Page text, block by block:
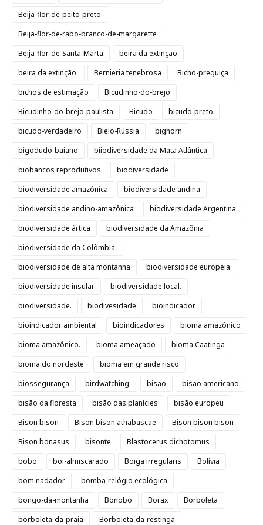
Beija-flor-de-peito-preto
Beija-flor-de-rabo-branco-de-margarette
Beija-flor-de-Santa-Marta
beira da extinção
beira da extinção.
Bernieria tenebrosa
Bicho-preguiça
bichos de estimação
Bicudinho-do-brejo
Bicudinho-do-brejo-paulista
Bicudo
bicudo-preto
bicudo-verdadeiro
Bielo-Rússia
bighorn
bigodudo-baiano
biiodiversidade da Mata Atlântica
biobancos reprodutivos
biodiversidade
biodiversidade amazônica
biodiversidade andina
biodiversidade andino-amazônica
biodiversidade Argentina
biodiversidade ártica
biodiversidade da Amazônia
biodiversidade da Colômbia.
biodiversidade de alta montanha
biodiversidade européia.
biodiversidade insular
biodiversidade local.
biodiversidade.
biodivesidade
bioindicador
bioindicador ambiental
bioindicadores
bioma amazônico
bioma amazônico.
bioma ameaçado
bioma Caatinga
bioma do nordeste
bioma em grande risco
biossegurança
birdwatching. bisão
bisão americano
bisão da floresta
bisão das planícies
bisão europeu
Bison bison
Bison bison athabascae
Bison bison bison
Bison bonasus
bisonte
Blastocerus dichotomus
bobo
boi-almiscarado Boiga irregularis
Bolívia
bom nadador
bomba-relógio ecológica
bongo-da-montanha
Bonobo Borax
Borboleta
borboleta-da-praia
Borboleta-da-restinga